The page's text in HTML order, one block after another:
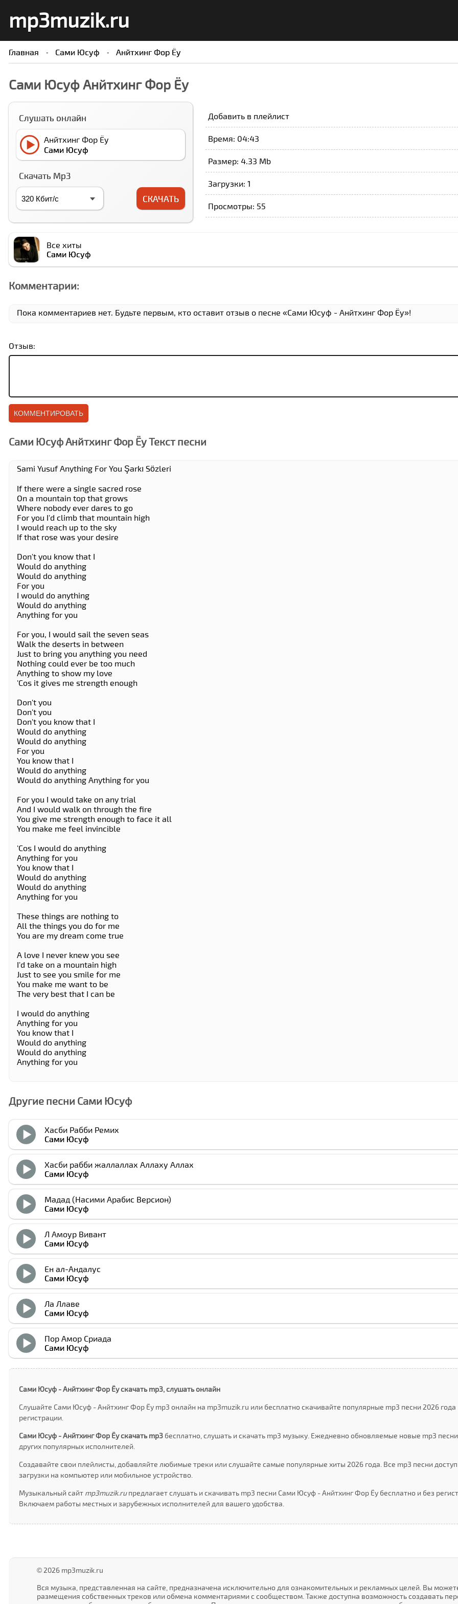
mp3muzik.ru
Главная Сами Юсуф Анйтхинг Фор Ёу
Сами Юсуф Анйтхинг Фор Ёу
Слушать онлайн
Анйтхинг Фор Ёу
Сами Юсуф
Скачать Mp3
СКАЧАТЬ
Добавить в плейлист
Время: 04:43
Размер: 4.33 Mb
Загрузки: 1
Просмотры: 55
Все хиты
Сами Юсуф
Комментарии:
Пока комментариев нет. Будьте первым, кто оставит отзыв о песне «Сами Юсуф - Анйтхинг Фор Ёу»!
Отзыв:
Сами Юсуф Анйтхинг Фор Ёу Текст песни
Sami Yusuf Anything For You Şarkı Sözleri
If there were a single sacred rose
On a mountain top that grows
Where nobody ever dares to go
For you I'd climb that mountain high
I would reach up to the sky
If that rose was your desire
Don't you know that I
Would do anything
Would do anything
For you
I would do anything
Would do anything
Anything for you
For you, I would sail the seven seas
Walk the deserts in between
Just to bring you anything you need
Nothing could ever be too much
Anything to show my love
'Cos it gives me strength enough
Don't you
Don't you
Don't you know that I
Would do anything
Would do anything
For you
You know that I
Would do anything
Would do anything Anything for you
For you I would take on any trial
And I would walk on through the fire
You give me strength enough to face it all
You make me feel invincible
'Cos I would do anything
Anything for you
You know that I
Would do anything
Would do anything
Anything for you
These things are nothing to
All the things you do for me
You are my dream come true
A love I never knew you see
I'd take on a mountain high
Just to see you smile for me
You make me want to be
The very best that I can be
I would do anything
Anything for you
You know that I
Would do anything
Would do anything
Anything for you
Другие песни Сами Юсуф
Хасби Рабби Ремиx
Сами Юсуф
Хасби рабби жаллаллах Аллаху Аллах
Сами Юсуф
Мадад (Насими Арабиc Версион)
Сами Юсуф
Л Амоур Вивант
Сами Юсуф
Ен ал-Андалус
Сами Юсуф
Ла Ллаве
Сами Юсуф
Пор Амор Cриада
Сами Юсуф
Сами Юсуф - Анйтхинг Фор Ёу скачать mp3, слушать онлайн
Слушайте Сами Юсуф - Анйтхинг Фор Ёу mp3 онлайн на mp3muzik.ru или бесплатно скачивайте популярные mp3 песни 2026 года
регистрации.
Сами Юсуф - Анйтхинг Фор Ёу скачать mp3бесплатно, слушать и скачать mp3 музыку. Ежедневно обновляемые новые mp3
других популярных исполнителей.
Создавайте свои плейлисты, добавляйте любимые треки или слушайте самые популярные хиты 2026 года. Все mp3 песни
загрузки на компьютер или мобильное устройство.
Музыкальный сайт mp3muzik.ruпредлагает слушать и скачивать mp3 песни Сами Юсуф - Анйтхинг Фор Ёу бесплатно и без
Включаем работы местных и зарубежных исполнителей для вашего удобства.
© 2026 mp3muzik.ru
Вся музыка, представленная на сайте, предназначена исключительно для ознакомительных и рекламных целей. Вы
размещения собственных треков или обмена комментариями с сообществом. Также доступна возможность создавать